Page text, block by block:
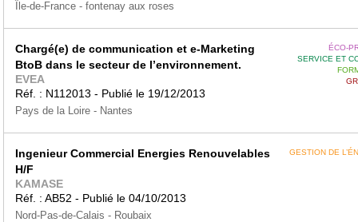
Île-de-France - fontenay aux roses
ÉCO-
SERVICE ET
Chargé(e) de communication et e-Marketing
BtoB dans le secteur de l’environnement.
EVEA
Réf. : N112013 - Publié le 19/12/2013
Pays de la Loire - Nantes
GESTION DE
Ingenieur Commercial Energies Renouvelables
H/F
KAMASE
Réf. : AB52 - Publié le 04/10/2013
Nord-Pas-de-Calais - Roubaix